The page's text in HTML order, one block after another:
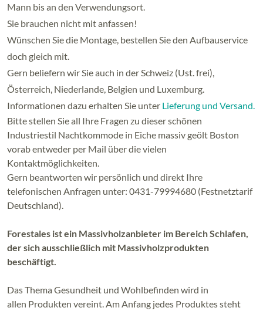
Mann bis an den Verwendungsort.
Sie brauchen nicht mit anfassen!
Wünschen Sie die Montage, bestellen Sie den Aufbauservice
doch gleich mit.
Gern beliefern wir Sie auch in der Schweiz (Ust. frei),
Österreich, Niederlande, Belgien und Luxemburg.
Informationen dazu erhalten Sie unter Lieferung und Versand.
Bitte stellen Sie all Ihre Fragen zu dieser schönen
Industriestil Nachtkommode in Eiche massiv geölt Boston
vorab entweder per Mail über die vielen
Kontaktmöglichkeiten.
Gern beantworten wir persönlich und direkt Ihre
telefonischen Anfragen unter: 0431-79994680 (Festnetztarif
Deutschland).
Forestales ist ein Massivholzanbieter im Bereich Schlafen,
der sich ausschließlich mit Massivholzprodukten
beschäftigt.
Das Thema Gesundheit und Wohlbefinden wird in
allen Produkten vereint. Am Anfang jedes Produktes steht